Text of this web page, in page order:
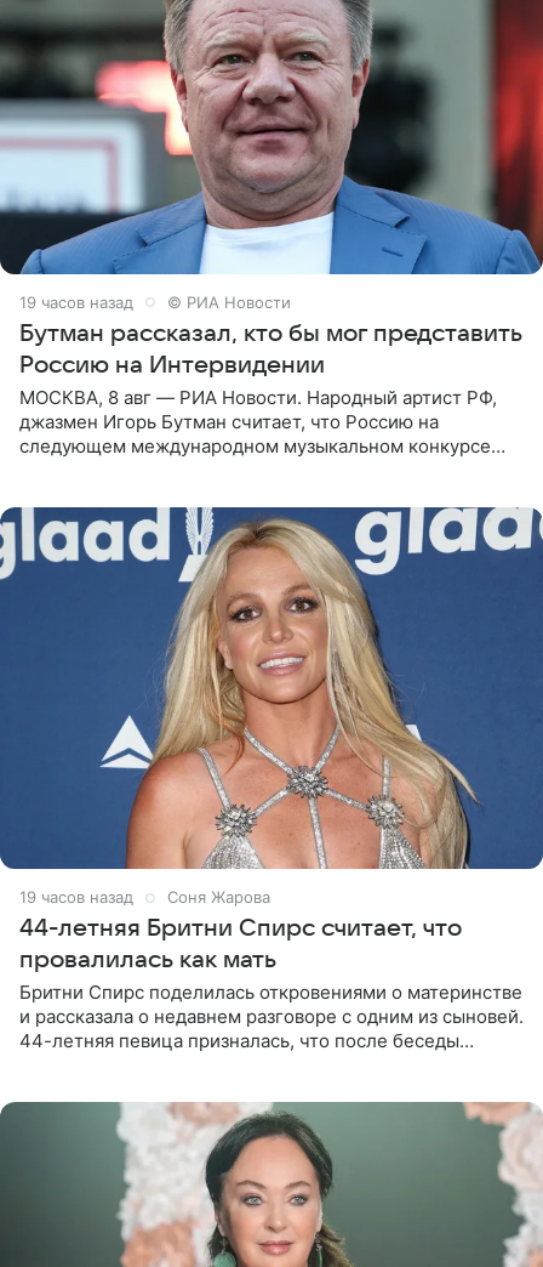
19 часов назад © РИА Новости
Бутман рассказал, кто бы мог представить
Россию на Интервидении
МОСКВА, 8 авг — РИА Новости. Народный артист РФ,
джазмен Игорь Бутман считает, что Россию на
следующем международном музыкальном конкурсе
19 часов назад Соня Жарова
44-летняя Бритни Спирс считает, что
провалилась как мать
Бритни Спирс поделилась откровениями о материнстве
и рассказала о недавнем разговоре с одним из сыновей.
44-летняя певица призналась, что после беседы